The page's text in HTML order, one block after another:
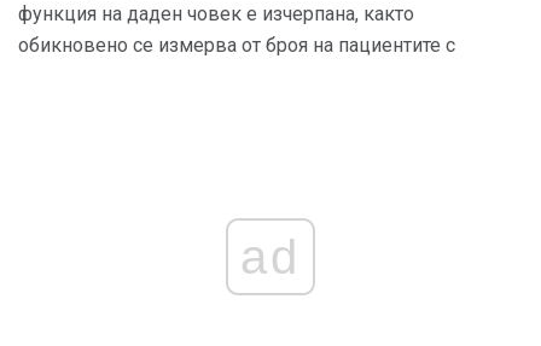
функция на даден човек е изчерпана, както
обикновено се измерва от броя на пациентите с
ad